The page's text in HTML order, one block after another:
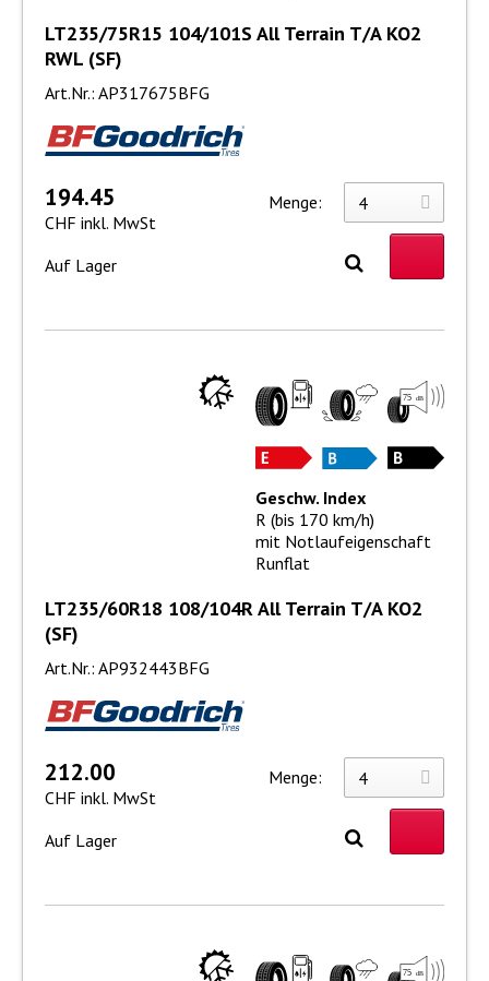
LT235/75R15 104/101S All Terrain T/A KO2
RWL (SF)
Art.Nr.: AP317675BFG
194.45
CHF inkl. MwSt
Menge:
Auf Lager
LT235/60R18 108/104R All Terrain T/A KO2
(SF)
Art.Nr.: AP932443BFG
Geschw. Index
R (bis 170 km/h)
mit Notlaufeigenschaft
Runflat
212.00
CHF inkl. MwSt
Menge:
Auf Lager